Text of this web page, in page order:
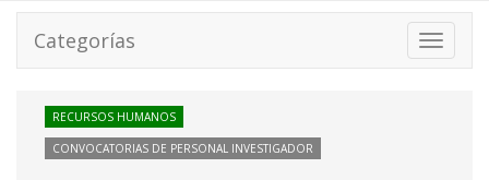
Toggle
Categorías
RECURSOS HUMANOS
CONVOCATORIAS DE PERSONAL INVESTIGADOR